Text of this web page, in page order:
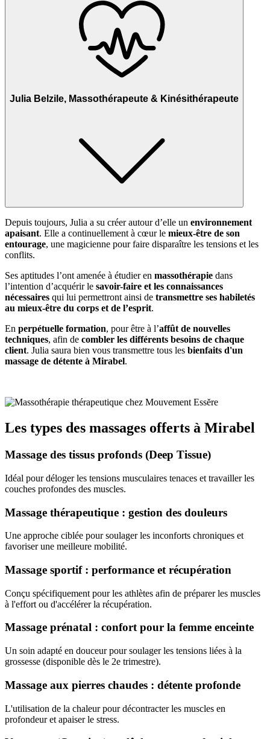
Julia Belzile, Massothérapeute & Kinésithérapeute
Depuis toujours, Julia a su créer autour d’elle un environnement
apaisant. Elle a continuellement à cœur le mieux-être de son
entourage, une magicienne pour faire disparaître les tensions et les
conflits.
Ses aptitudes l’ont amenée à étudier en massothérapie dans
l’intention d’acquérir le savoir-faire et les connaissances
nécessaires qui lui permettront ainsi de transmettre ses habiletés
au mieux-être du corps et de l’esprit.
En perpétuelle formation, pour être à l’affût de nouvelles
techniques, afin de combler les différents besoins de chaque
client. Julia saura bien vous transmettre tous les bienfaits d'un
massage de détente à Mirabel.
Les types des massages offerts à Mirabel
Massage des tissus profonds (Deep Tissue)
Idéal pour déloger les tensions musculaires tenaces et travailler les
couches profondes des muscles.
Massage thérapeutique : gestion des douleurs
Une approche ciblée pour soulager les inconforts chroniques et
favoriser une meilleure mobilité.
Massage sportif : performance et récupération
Conçu spécifiquement pour les athlètes afin de préparer les muscles
à l'effort ou d'accélérer la récupération.
Massage prénatal : confort pour la femme enceinte
Un soin adapté en douceur pour soulager les tensions liées à la
grossesse (disponible dès le 2e trimestre).
Massage aux pierres chaudes : détente profonde
L'utilisation de la chaleur pour décontracter les muscles en
profondeur et apaiser le stress.